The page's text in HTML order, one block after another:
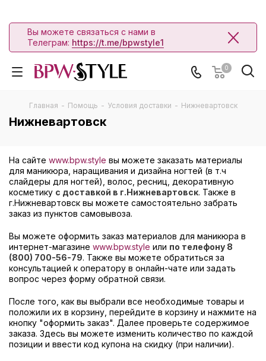
Вы можете связаться с нами в
Телеграм: https://t.me/bpwstyle1
0
Главная - Помощь - Условия доставки - Нижневартовск
Нижневартовск
На сайте www.bpw.style вы можете заказать материалы
для маникюра, наращивания и дизайна ногтей (в т.ч
слайдеры для ногтей), волос, ресниц, декоративную
косметику с доставкой в г.Нижневартовск. Также в
г.Нижневартовск вы можете самостоятельно забрать
заказ из пунктов самовывоза.
Вы можете оформить заказ материалов для маникюра в
интернет-магазине www.bpw.style или по телефону 8
(800) 700-56-79. Также вы можете обратиться за
консультацией к оператору в онлайн-чате или задать
вопрос через форму обратной связи.
После того, как вы выбрали все необходимые товары и
положили их в корзину, перейдите в корзину и нажмите на
кнопку "оформить заказ". Далее проверьте содержимое
заказа. Здесь вы можете изменить количество по каждой
позиции и ввести код купона на скидку (при наличии).